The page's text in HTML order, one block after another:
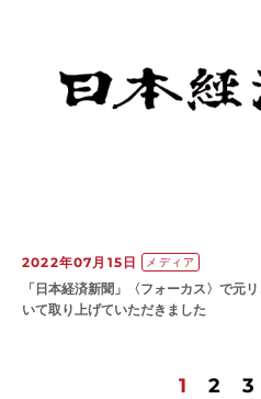
2022年07月15日 メディア
「日本経済新聞」〈フォーカス〉で元
いて取り上げていただきました
1 2 3